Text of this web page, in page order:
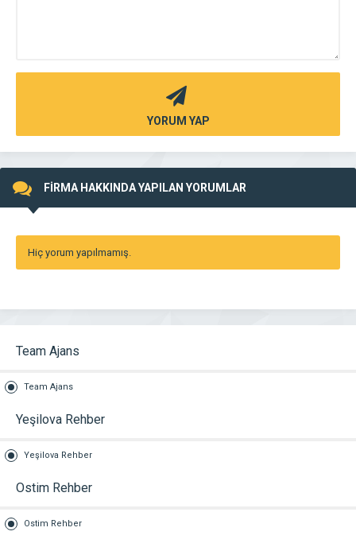
YORUM YAP
FİRMA HAKKINDA YAPILAN YORUMLAR
Hiç yorum yapılmamış.
Team Ajans
Team Ajans
Yeşilova Rehber
Yeşilova Rehber
Ostim Rehber
Ostim Rehber